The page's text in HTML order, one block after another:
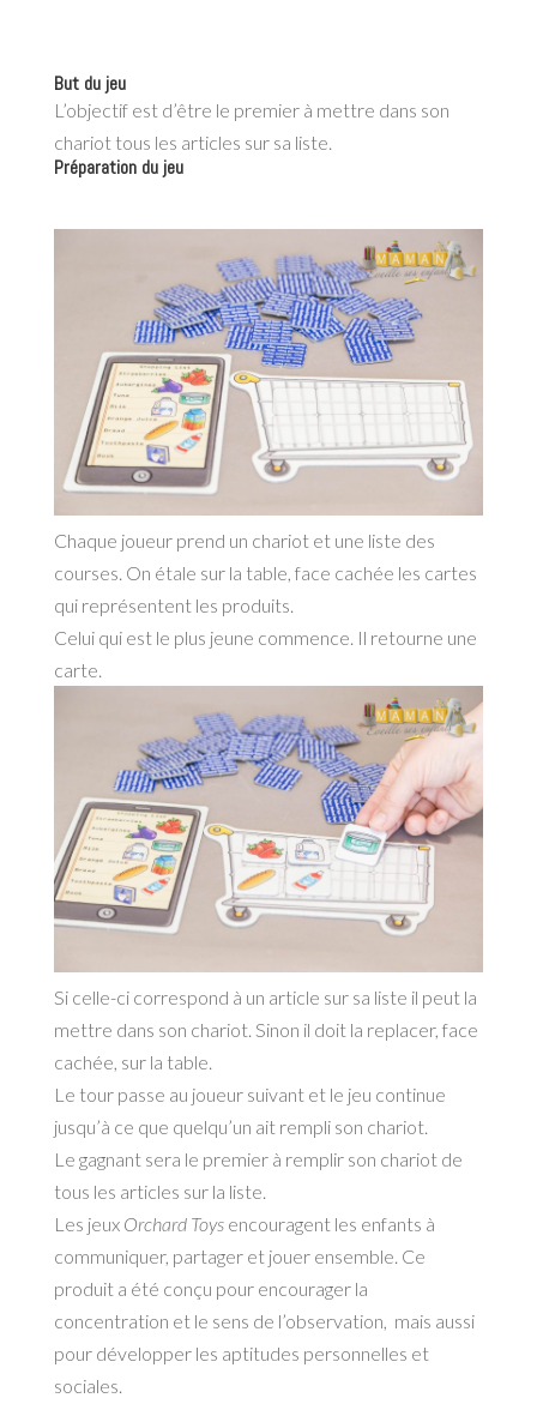
But du jeu
L’objectif est d’être le premier à mettre dans son
chariot tous les articles sur sa liste.
Préparation du jeu
Chaque joueur prend un chariot et une liste des
courses. On étale sur la table, face cachée les cartes
qui représentent les produits.
Celui qui est le plus jeune commence. Il retourne une
carte.
Si celle-ci correspond à un article sur sa liste il peut la
mettre dans son chariot. Sinon il doit la replacer, face
cachée, sur la table.
Le tour passe au joueur suivant et le jeu continue
jusqu’à ce que quelqu’un ait rempli son chariot.
Le gagnant sera le premier à remplir son chariot de
tous les articles sur la liste.
Les jeux Orchard Toysencouragent les enfants à
communiquer, partager et jouer ensemble. Ce
produit a été conçu pour encourager la
concentration et le sens de l’observation, mais aussi
pour développer les aptitudes personnelles et
sociales.